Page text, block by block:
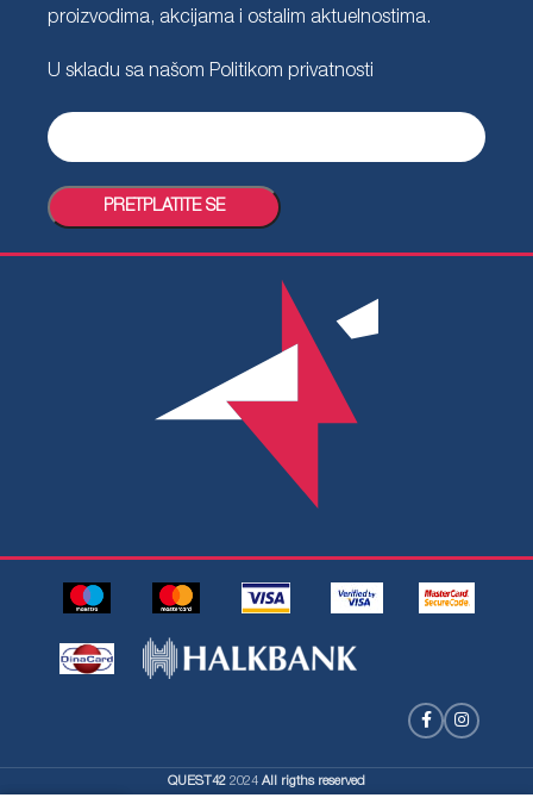
proizvodima, akcijama i ostalim aktuelnostima.
U skladu sa našom Politikom privatnosti
QUEST42 2024 All rigths reserved